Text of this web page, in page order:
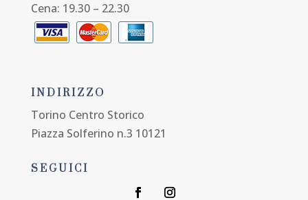
Cena: 19.30 – 22.30
INDIRIZZO
Torino Centro Storico
Piazza Solferino n.3 10121
SEGUICI